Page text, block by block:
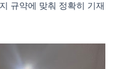
규약에 맞춰 정확히 기재